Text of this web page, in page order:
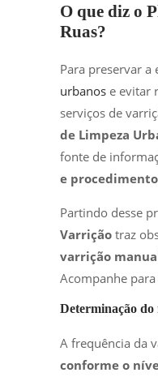
O que diz o
Ruas?
Para preservar a
urbanos e evitar
serviços de
de Limpeza
fonte de
e
Partindo desse
Varrição traz
varrição
Acompanhe
Determinação do
A frequência da
conforme o